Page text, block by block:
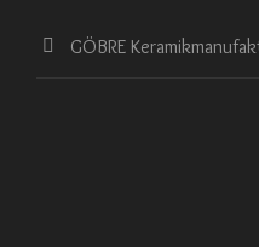
GÖBRE